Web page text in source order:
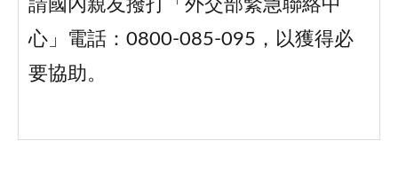
請國內親友撥打「外交部緊急聯絡中
心」電話：0800-085-095，以獲得必
要協助。